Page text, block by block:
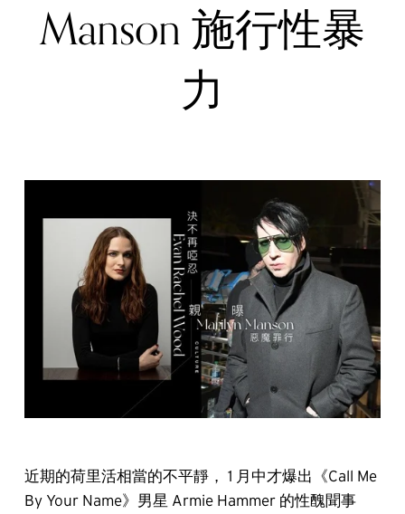
Manson 施行性暴
力
近期的荷里活相當的不平靜， 1 月中才爆出《Call Me
By Your Name》男星 Armie Hammer 的性醜聞事